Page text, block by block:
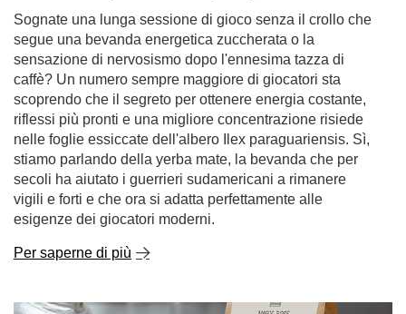
Sognate una lunga sessione di gioco senza il crollo che
segue una bevanda energetica zuccherata o la
sensazione di nervosismo dopo l'ennesima tazza di
caffè? Un numero sempre maggiore di giocatori sta
scoprendo che il segreto per ottenere energia costante,
riflessi più pronti e una migliore concentrazione risiede
nelle foglie essiccate dell'albero Ilex paraguariensis. Sì,
stiamo parlando della yerba mate, la bevanda che per
secoli ha aiutato i guerrieri sudamericani a rimanere
vigili e forti e che ora si adatta perfettamente alle
esigenze dei giocatori moderni.
Per saperne di più